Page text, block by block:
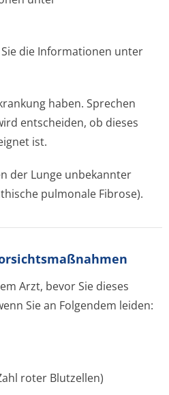
die Informationen unter
haben. Sprechen
entscheiden, ob dieses
ist.
der Lunge unbekannter
pulmonale Fibrose).
Arzt, bevor Sie dieses
Sie an Folgendem leiden:
roter Blutzellen)